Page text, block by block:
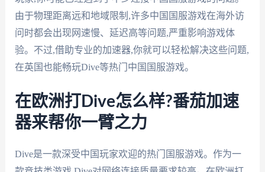
由于物理距离远和地域限制,许多中国国服游戏在海外访
问时都会出现网速慢、延迟高等问题,严重影响游戏体
验。不过,借助专业的加速器,你就可以轻松解决这些问题,
在英国也能畅玩Dive等热门中国国服游戏。
在欧洲打Dive怎么样?番茄加速
器来帮你一臂之力
Dive是一款深受中国玩家欢迎的热门国服游戏。作为一